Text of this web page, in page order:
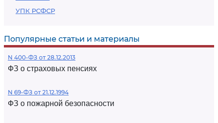
УПК РСФСР
Популярные статьи и материалы
N 400-ФЗ от 28.12.2013
ФЗ о страховых пенсиях
N 69-ФЗ от 21.12.1994
ФЗ о пожарной безопасности